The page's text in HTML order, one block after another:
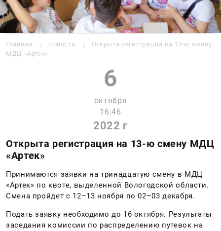
Главная Новости
Открыта регистрация на 13-ю смену
МДЦ «Артек»
6
октября
16:46
2022 г
Открыта регистрация на 13-ю смену МДЦ
«Артек»
Принимаются заявки на тринадцатую смену в МДЦ
«Артек» по квоте, выделенной Вологодской области.
Смена пройдет с 12–13 ноября по 02–03 декабря.
Подать заявку необходимо до 16 октября. Результаты
заседания комиссии по распределению путевок на